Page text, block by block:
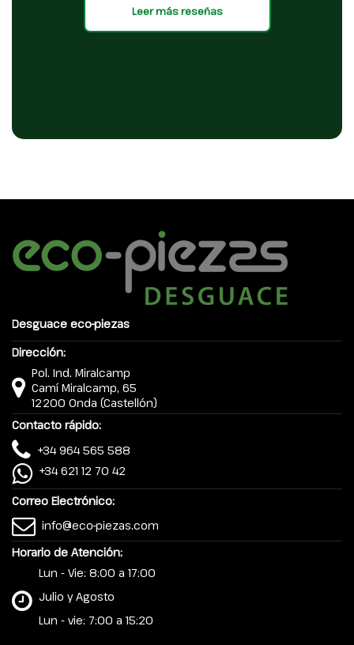
Leer más reseñas
Desguace eco-piezas
Dirección:
Pol. Ind. Miralcamp
Camí Miralcamp, 65
12200 Onda (Castellón)
Contacto rápido:
+34 964 565 588
+34 621 12 70 42
Correo Electrónico:
info@eco-piezas.com
Horario de Atención:
Lun - Vie: 8:00 a 17:00
Julio y Agosto
Lun - vie: 7:00 a 15:20